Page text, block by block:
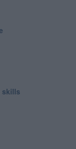
skills